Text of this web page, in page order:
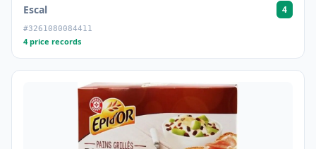
Escal 4
#3261080084411
4 price records